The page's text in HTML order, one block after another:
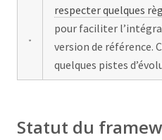
respecter quelques
pour faciliter
version de référence.
quelques pistes
Statut du